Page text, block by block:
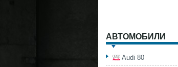
АВТОМОБИЛИ
Audi 80